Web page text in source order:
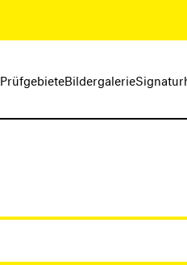
PrüfgebieteBildergalerie